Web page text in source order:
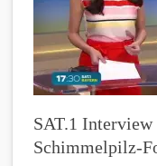
SAT.1
Schimmelpilz-